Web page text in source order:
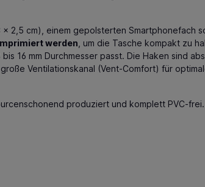
x 2,5 cm), einem gepolsterten Smartphonefach
werden , um die Tasche kompakt zu
16 mm Durchmesser passt. Die Haken sind
Ventilationskanal (Vent-Comfort) für
produziert und komplett PVC-frei.